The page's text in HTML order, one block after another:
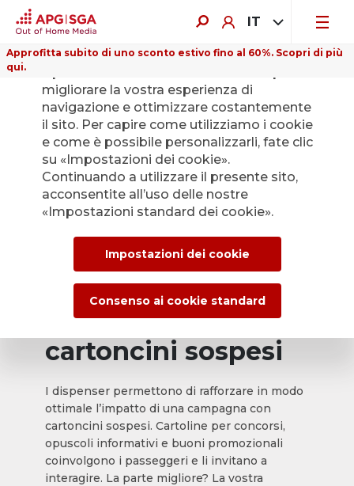
IT
Approfitta subito di uno sconto estivo fino al 60%. Scopri di più
qui.
Dispenser per
cartoncini sospesi
I dispenser permettono di rafforzare in modo
ottimale l’impatto di una campagna con
cartoncini sospesi. Cartoline per concorsi,
opuscoli informativi e buoni promozionali
coinvolgono i passeggeri e li invitano a
interagire. La parte migliore? La vostra
migliorare la vostra esperienza di
navigazione e ottimizzare costantemente
il sito. Per capire come utilizziamo i cookie
e come è possibile personalizzarli, fate clic
su «Impostazioni dei cookie».
Continuando a utilizzare il presente sito,
acconsentite all’uso delle nostre
«Impostazioni standard dei cookie».
Impostazioni dei cookie
Consenso ai cookie standard